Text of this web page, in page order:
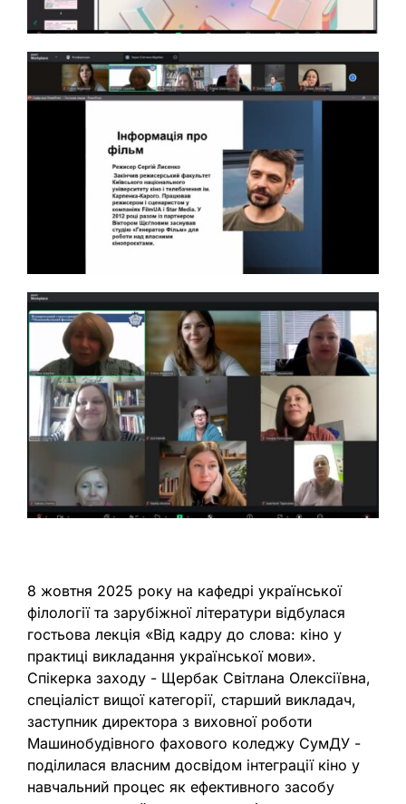
8 жовтня 2025 року на кафедрі української
філології та зарубіжної літератури відбулася
гостьова лекція «Від кадру до слова: кіно у
практиці викладання української мови».
Спікерка заходу - Щербак Світлана Олексіївна,
спеціаліст вищої категорії, старший викладач,
заступник директора з виховної роботи
Машинобудівного фахового коледжу СумДУ -
поділилася власним досвідом інтеграції кіно у
навчальний процес як ефективного засобу